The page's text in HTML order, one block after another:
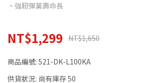
•強靭彈簧壽命長
NT$1,299 NT$1,650
商品編號: 521-DK-L100KA
供貨狀況: 尚有庫存 50